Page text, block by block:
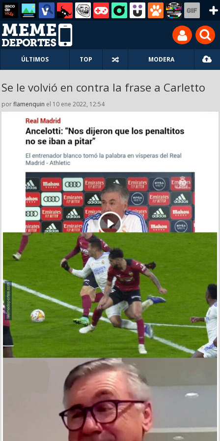
ÚLTIMOS TOP MODERA
Se le volvió en contra la frase a Carletto
porflamenquin el 10 ene 2022, 12:54